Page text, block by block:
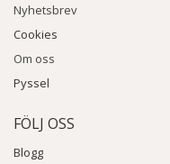
Nyhetsbrev
Cookies
Om oss
Pyssel
FÖLJ OSS
Blogg